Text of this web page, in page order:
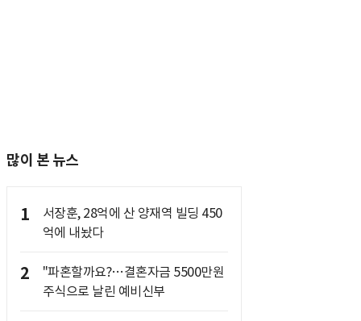
많이 본 뉴스
1
서장훈, 28억에 산 양재역 빌딩 450
억에 내놨다
2
"파혼할까요?…결혼자금 5500만원
주식으로 날린 예비신부